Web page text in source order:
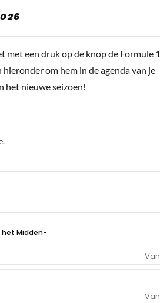
met een druk op de knop de Formule
om hem in de agenda van je
het nieuwe seizoen!
het Midden-